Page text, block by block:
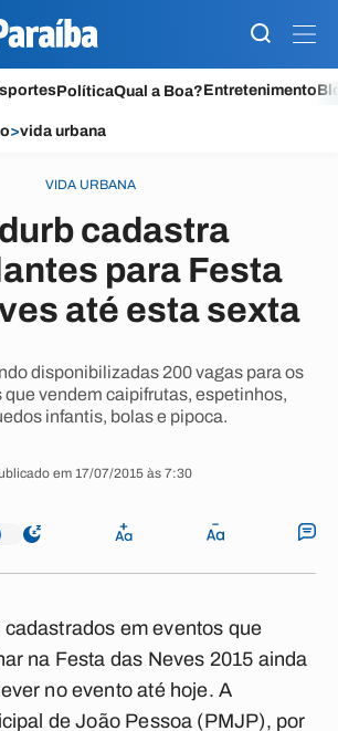
PolíticaQual a Boa?Entretenimento
>vida urbana
VIDA URBANA
cadastra
para Festa
até esta sexta
disponibilizadas 200 vagas para os
vendem caipifrutas, espetinhos,
infantis, bolas e pipoca.
em 17/07/2015 às 7:30
em eventos que
na Festa das Neves 2015 ainda
no evento até hoje. A
de João Pessoa (PMJP), por